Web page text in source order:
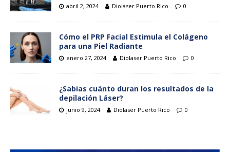
abril 2, 2024 Diolaser Puerto Rico 0
Cómo el PRP Facial Estimula el Colágeno
para una Piel Radiante
enero 27, 2024 Diolaser Puerto Rico 0
¿Sabias cuánto duran los resultados de la
depilación Láser?
junio 9, 2024 Diolaser Puerto Rico 0